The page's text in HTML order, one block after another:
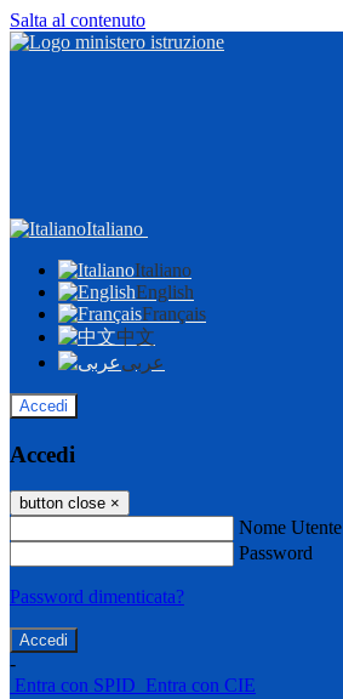
Salta al contenuto
Italiano
Italiano
English
Français
中文
عربى
Accedi
Accedi
button close ×
Nome Utente
Password
Password dimenticata?
-
Entra con SPID Entra con CIE